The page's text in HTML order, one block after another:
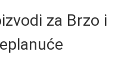
za Brzo i